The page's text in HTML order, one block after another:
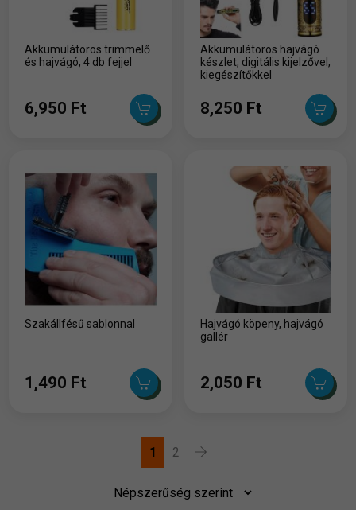
Akkumulátoros trimmelő
és hajvágó, 4 db fejjel
6,950 Ft
Akkumulátoros hajvágó
készlet, digitális kijelzővel,
kiegészítőkkel
8,250 Ft
Szakállfésű sablonnal
1,490 Ft
Hajvágó köpeny, hajvágó
gallér
2,050 Ft
1 2